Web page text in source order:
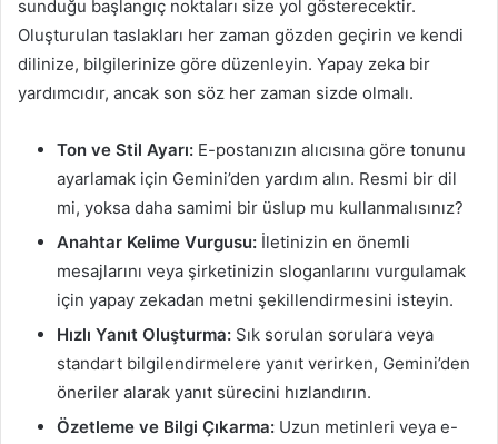
sunduğu başlangıç noktaları size yol gösterecektir.
Oluşturulan taslakları her zaman gözden geçirin ve kendi
dilinize, bilgilerinize göre düzenleyin. Yapay zeka bir
yardımcıdır, ancak son söz her zaman sizde olmalı.
Ton ve Stil Ayarı: E-postanızın alıcısına göre tonunu
ayarlamak için Gemini’den yardım alın. Resmi bir dil
mi, yoksa daha samimi bir üslup mu kullanmalısınız?
Anahtar Kelime Vurgusu: İletinizin en önemli
mesajlarını veya şirketinizin sloganlarını vurgulamak
için yapay zekadan metni şekillendirmesini isteyin.
Hızlı Yanıt Oluşturma: Sık sorulan sorulara veya
standart bilgilendirmelere yanıt verirken, Gemini’den
öneriler alarak yanıt sürecini hızlandırın.
Özetleme ve Bilgi Çıkarma: Uzun metinleri veya e-